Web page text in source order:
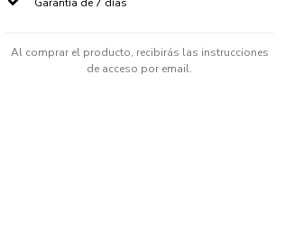
Al comprar el producto, recibirás las instrucciones
de acceso por email.